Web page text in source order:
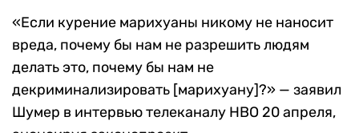
«Если курение марихуаны никому не наносит
вреда, почему бы нам не разрешить людям
делать это, почему бы нам не
декриминализировать [марихуану]?» — заявил
Шумер в интервью телеканалу HBO 20 апреля,